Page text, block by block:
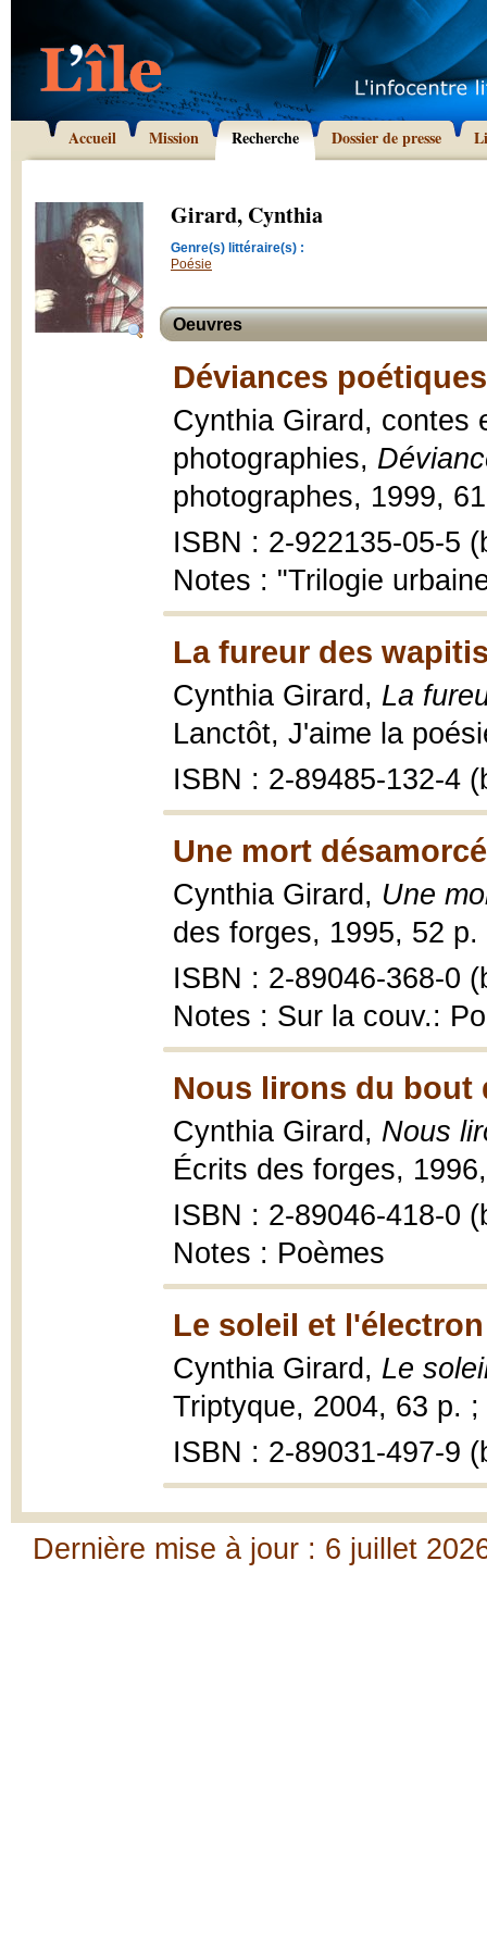
Accueil Mission Recherche Dossier de presse
Girard, Cynthia
Genre(s) littéraire(s) :
Poésie
Oeuvres
Déviances
Cynthia Girard, contes
photographies,
photographes, 1999,
ISBN : 2-922135-05-5
Notes : "Trilogie
La fureur des
Cynthia Girard, La
Lanctôt, J'aime la
ISBN : 2-89485-132-4
Une mort
Cynthia Girard, Une
des forges, 1995, 52
ISBN : 2-89046-368-0
Notes : Sur la couv.:
Nous lirons du bout
Cynthia Girard, Nous
Écrits des forges,
ISBN : 2-89046-418-0
Notes : Poèmes
Le soleil et l'électron
Cynthia Girard, Le
Triptyque, 2004, 63 p.
ISBN : 2-89031-497-9
Dernière mise à jour : 6 juillet